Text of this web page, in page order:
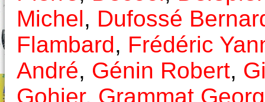
Michel, Dufossé
Flambard, Frédéric
André, Génin Robert,
Gohier, Grammat